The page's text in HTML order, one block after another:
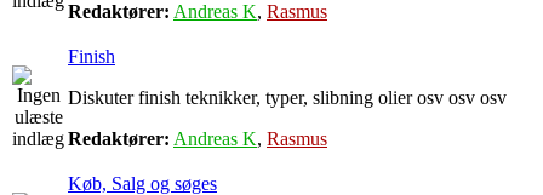
Redaktører: Andreas K, Rasmus
Finish
Diskuter finish teknikker, typer, slibning olier osv osv osv
Redaktører: Andreas K, Rasmus
Køb, Salg og søges